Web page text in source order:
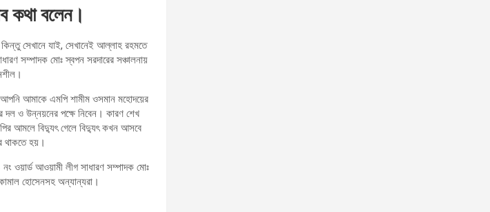
কথা বলেন।
সেখানে যাই, সেখানেই আল্লাহ রহমতে
সম্পাদক মোঃ স্বপন সরদারের সঞ্চালনায়
আমাকে এমপি শামীম ওসমান মহোদয়ের
দল ও উন্নয়নের পক্ষে নিবেন। কারণ শেখ
আমলে বিদ্যুৎ গেলে বিদ্যুৎ কখন আসবে
থাকতে হয়।
ওয়ার্ড আওয়ামী লীগ সাধারণ সম্পাদক মোঃ
হোসেনসহ অন্যান্যরা।